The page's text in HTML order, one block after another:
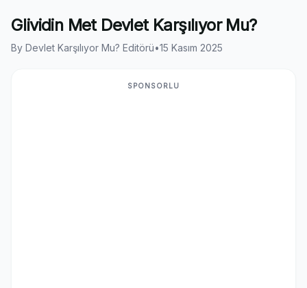
Glividin Met Devlet Karşılıyor Mu?
By Devlet Karşılıyor Mu? Editörü•15 Kasım 2025
SPONSORLU